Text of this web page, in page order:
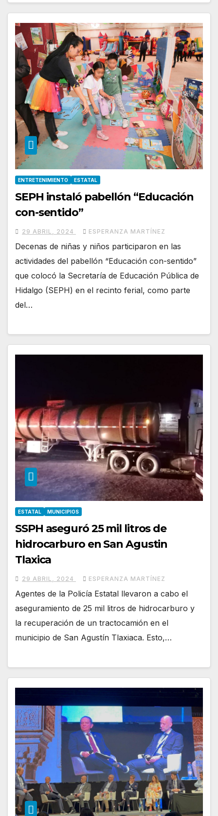
ENTRETENIMIENTO ESTATAL
SEPH instaló pabellón “Educación
con-sentido”
29 ABRIL, 2024 ESPERANZA MARTÍNEZ
Decenas de niñas y niños participaron en las
actividades del pabellón “Educación con-sentido”
que colocó la Secretaría de Educación Pública de
Hidalgo (SEPH) en el recinto ferial, como parte
del…
ESTATAL MUNICIPIOS
SSPH aseguró 25 mil litros de
hidrocarburo en San Agustin
Tlaxica
29 ABRIL, 2024 ESPERANZA MARTÍNEZ
Agentes de la Policía Estatal llevaron a cabo el
aseguramiento de 25 mil litros de hidrocarburo y
la recuperación de un tractocamión en el
municipio de San Agustín Tlaxiaca. Esto,…